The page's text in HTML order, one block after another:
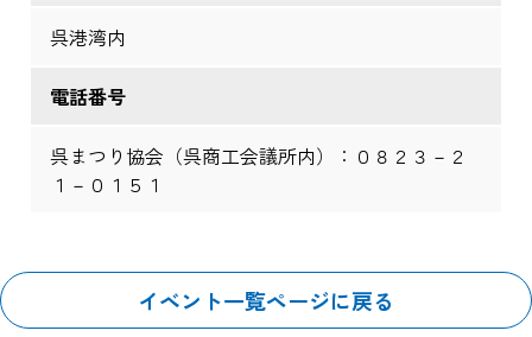
呉港湾内
電話番号
呉まつり協会（呉商工会議所内）：０８２３－２
１－０１５１
イベント一覧ページに戻る